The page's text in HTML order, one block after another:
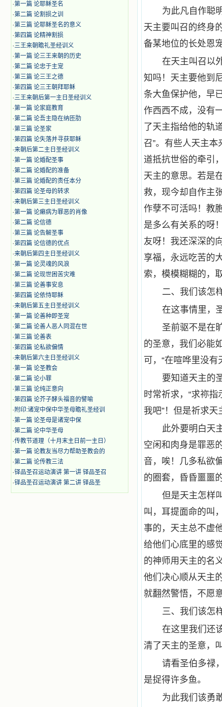
·第一篇 论耶稣圣名
·第二篇 论割损之训
·第三篇 论耶稣圣名的意义
·第四篇 论精神割损
·三王来朝瞻礼圣经训义
·第一篇 论三王来朝的历史
·第二篇 论忠于主宠
·第三篇 论三王之德
·第四篇 论三王朝拜耶稣
·三王来朝后第一主日圣经训义
·第一篇 论家庭教育
·第二篇 论吾主隐在纳匝肋
·第三篇 论圣家
·第四篇 论失落并寻获耶稣
·来朝后第二主日圣经训义
·第一篇 论婚配圣事
·第二篇 论婚配的准备
·第三篇 论婚配的责任本分
·第四篇 论圣母的转求
·来朝后第三主日圣经训义
·第一篇 论癞病为罪恶的肖像
·第二篇 论信德
·第三篇 论告解圣事
·第四篇 论信德的优点
·来朝后第四主日圣经训义
·第一篇 论灵魂的风浪
·第二篇 论现世困苦灾难
·第三篇 论善事安息
·第四篇 论依恃耶稣
·来朝后第五主日圣经训义
·第一篇 论善种即圣宠
·第二篇 论善人恶人同混在世
·第三篇 论善表
·第四篇 论私欲偏情
·来朝后第六主日圣经训义
·第一篇 论圣教会
·第二篇 论小罪
·第三篇 论纯正意向
·第四篇 论芥子酵头福音的譬喻
· 附印:诸宠中保中华圣母瞻礼圣经训
·第一篇 论圣母是诸宠中保
·第二篇 论中华圣母
·传教节道理（十月末主日前一主日）
·第一篇 论教友当尽力帮助圣教会的
·第二篇 论传教三法
·铎品圣召运动演讲 第一讲 铎品圣召
·铎品圣召运动演讲 第二讲 铎品圣
为此凡自作聪
天主要叫召的终身
备某地位的长处恩
在天主叫召以
知吗！天主要他到
条大鱼保护他，早
作西西不成，没有
了天主指给他的轨
召”。有些人天主
道抵抗世俗的牵引
天主的意思。若是
救，现今却自作主
作孽不可活吗！教
是多么有关系的呀
友呀！我还深深的
享福，永远吃苦的
索，模模糊糊的，
二、我们该怎
在这事情里，
圣前驱不是在
的圣意，我们必能
可，“在喧哗里没
要知道天主的
时常祈求，“求祢指
我吧”！但是祈求
此外要明白天
空闲和肉身是罪恶
音，唉！几多私欲
的圈套，昏昏噩噩
但是天主怎样
叫，耳提面命的叫
事的，天主总不虚
给他们心底里的感
的神师用天主的名
他们决心顺从天主
就翻然警悟，不愿
三、我们该怎
在这里我们还
清了天主的圣意，
请看圣伯多禄
是捉得许多鱼。
为此我们该勇